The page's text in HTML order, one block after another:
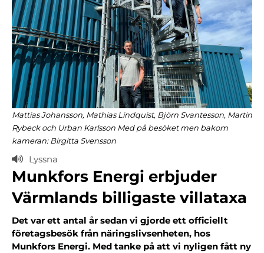
Mattias Johansson, Mathias Lindquist, Björn Svantesson, Martin
Rybeck och Urban Karlsson Med på besöket men bakom
kameran: Birgitta Svensson
Lyssna
Munkfors Energi erbjuder
Värmlands billigaste villataxa
Det var ett antal år sedan vi gjorde ett officiellt
företagsbesök från näringslivsenheten, hos
Munkfors Energi. Med tanke på att vi nyligen fått ny